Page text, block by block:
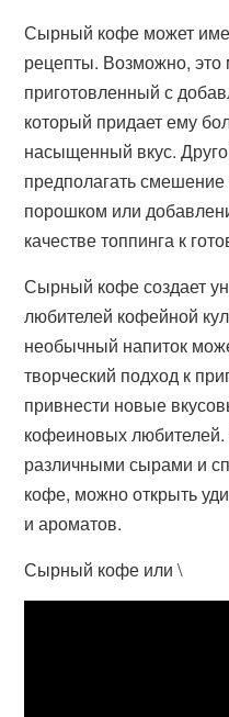
Сырный кофе может
рецепты. Возможно,
приготовленный с
который придает ему
насыщенный вкус.
предполагать
порошком или
качестве топпинга к
Сырный кофе создает
любителей кофейной
необычный напиток
творческий подход к
привнести новые
кофеиновых
различными сырами и
кофе, можно открыть
и ароматов.
Сырный кофе или \